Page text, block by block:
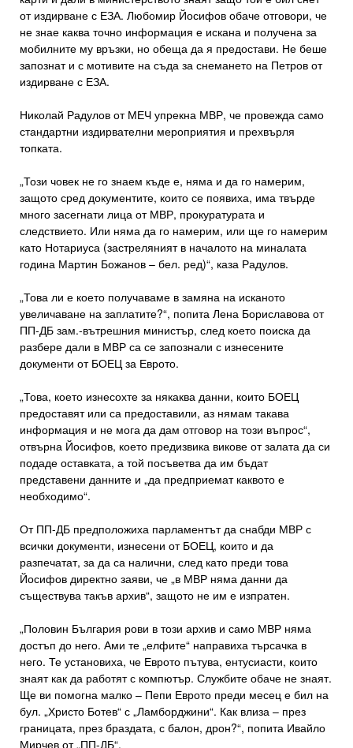
от издирване с ЕЗА. Любомир Йосифов обаче отговори, че
не знае каква точно информация е искана и получена за
мобилните му връзки, но обеща да я предостави. Не беше
запознат и с мотивите на съда за снемането на Петров от
издирване с ЕЗА.
Николай Радулов от МЕЧ упрекна МВР, че провежда само
стандартни издирвателни мероприятия и прехвърля
топката.
„Този човек не го знаем къде е, няма и да го намерим,
защото сред документите, които се появиха, има твърде
много засегнати лица от МВР, прокуратурата и
следствието. Или няма да го намерим, или ще го намерим
като Нотариуса (застреляният в началото на миналата
година Мартин Божанов – бел. ред)“, каза Радулов.
„Това ли е което получаваме в замяна на исканото
увеличаване на заплатите?“, попита Лена Бориславова от
ПП-ДБ зам.-вътрешния министър, след което поиска да
разбере дали в МВР са се запознали с изнесените
документи от БОЕЦ за Еврото.
„Това, което изнесохте за някаква данни, които БОЕЦ
предоставят или са предоставили, аз нямам такава
информация и не мога да дам отговор на този въпрос“,
отвърна Йосифов, което предизвика викове от залата да си
подаде оставката, а той посъветва да им бъдат
представени данните и „да предприемат каквото е
необходимо“.
От ПП-ДБ предположиха парламентът да снабди МВР с
всички документи, изнесени от БОЕЦ, които и да
разпечатат, за да са налични, след като преди това
Йосифов директно заяви, че „в МВР няма данни да
съществува такъв архив“, защото не им е изпратен.
„Половин България рови в този архив и само МВР няма
достъп до него. Ами те „елфите“ направиха търсачка в
него. Те установиха, че Еврото пътува, ентусиасти, които
знаят как да работят с компютър. Службите обаче не знаят.
Ще ви помогна малко – Пепи Еврото преди месец е бил на
бул. „Христо Ботев“ с „Ламборджини“. Как влиза – през
границата, през браздата, с балон, дрон?“, попита Ивайло
Мирчев от „ПП-ДБ“.